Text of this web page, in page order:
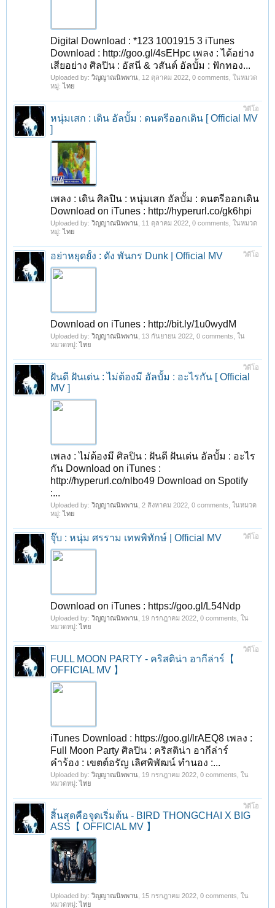
Digital Download : *123 1001915 3 iTunes
Download : http://goo.gl/4sEHpc เพลง : ได้อย่าง
เสียอย่าง ศิลปิน : อัสนี & วสันต์ อัลบั้ม : ฟักทอง...
Uploaded by: วิญญาณนิพพาน 12 ตุลาคม 2022 , 0 comments, ในหมวด
หมู่:ไทย
วิดีโอ
หนุ่มเสก : เดิน อัลบั้ม : ดนตรีออกเดิน [ Official MV
]
เพลง : เดิน ศิลปิน : หนุ่มเสก อัลบั้ม : ดนตรีออกเดิน
Download on iTunes : http://hyperurl.co/gk6hpi
Uploaded by: วิญญาณนิพพาน 11 ตุลาคม 2022 , 0 comments, ในหมวด
หมู่:ไทย
วิดีโอ
อย่าหยุดยั้ง : ดัง พันกร Dunk | Official MV
Download on iTunes : http://bit.ly/1u0wydM
Uploaded by: วิญญาณนิพพาน 13 กันยายน 2022 , 0 comments, ใน
หมวดหมู่:ไทย
วิดีโอ
ฝันดี ฝันเด่น : ไม่ต้องมี อัลบั้ม : อะไรกัน [ Official
MV ]
เพลง : ไม่ต้องมี ศิลปิน : ฝันดี ฝันเด่น อัลบั้ม : อะไร
กัน Download on iTunes :
http://hyperurl.co/nlbo49 Download on Spotify
:...
Uploaded by: วิญญาณนิพพาน 2 สิงหาคม 2022 , 0 comments, ในหมวด
หมู่:ไทย
วิดีโอ
จุ๊บ : หนุ่ม ศรราม เทพพิทักษ์ | Official MV
Download on iTunes : https://goo.gl/L54Ndp
Uploaded by: วิญญาณนิพพาน 19 กรกฎาคม 2022 , 0 comments, ใน
หมวดหมู่:ไทย
วิดีโอ
FULL MOON PARTY - คริสติน่า อากีล่าร์【
OFFICIAL MV 】
iTunes Download : https://goo.gl/lrAEQ8 เพลง :
Full Moon Party ศิลปิน : คริสติน่า อากีล่าร์
คำร้อง : เขตต์อรัญ เลิศพิพัฒน์ ทำนอง :...
Uploaded by: วิญญาณนิพพาน 19 กรกฎาคม 2022 , 0 comments, ใน
หมวดหมู่:ไทย
วิดีโอ
สิ้นสุดคือจุดเริ่มต้น - BIRD THONGCHAI X BIG
ASS【 OFFICIAL MV 】
Uploaded by: วิญญาณนิพพาน 15 กรกฎาคม 2022 , 0 comments, ใน
หมวดหมู่:ไทย